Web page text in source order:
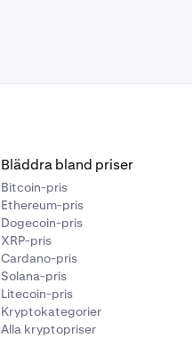
Bläddra bland priser
Bitcoin-pris
Ethereum-pris
Dogecoin-pris
XRP-pris
Cardano-pris
Solana-pris
Litecoin-pris
Kryptokategorier
Alla kryptopriser